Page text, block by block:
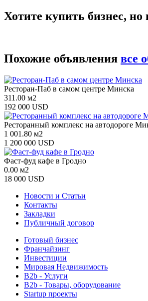
Хотите купить бизнес, но
Похожие объявления все
Ресторан-Паб в самом центре Минска
311.00 м2
192 000 USD
Ресторанный комплекс на автодороге
1 001.80 м2
1 200 000 USD
Фаст-фуд кафе в Гродно
0.00 м2
18 000 USD
Новости и Статьи
Контакты
Закладки
Публичный договор
Готовый бизнес
Франчайзинг
Инвестиции
Мировая Недвижимость
B2b - Услуги
B2b - Товары, оборудование
Startup проекты